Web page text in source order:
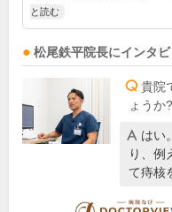
と読む
松尾鉄平院長にインタ
貴院
ょうか?
はい
り、例
て痔核